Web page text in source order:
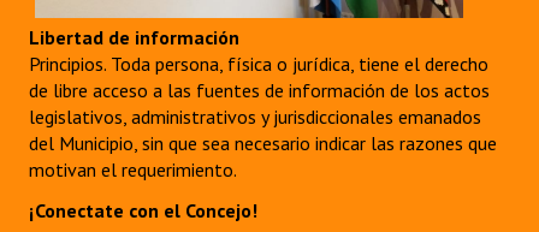
Libertad de información
Principios. Toda persona, física o jurídica, tiene el derecho
de libre acceso a las fuentes de información de los actos
legislativos, administrativos y jurisdiccionales emanados
del Municipio, sin que sea necesario indicar las razones que
motivan el requerimiento.
¡Conectate con el Concejo!